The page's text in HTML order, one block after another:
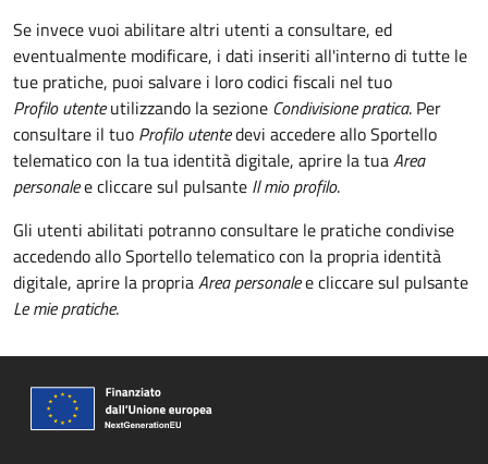
Se invece vuoi abilitare altri utenti a consultare, ed
eventualmente modificare, i dati inseriti all'interno di tutte le
tue pratiche, puoi salvare i loro codici fiscali nel tuo
Profilo utenteutilizzando la sezione Condivisione pratica. Per
consultare il tuo Profilo utentedevi accedere allo Sportello
telematico con la tua identità digitale, aprire la tuaArea
personalee cliccare sul pulsante Il mio profilo.
Gli utenti abilitati potranno consultare le pratiche condivise
accedendo allo Sportello telematico con la propria identità
digitale, aprire la propriaArea personalee cliccare sul pulsante
Le mie pratiche.